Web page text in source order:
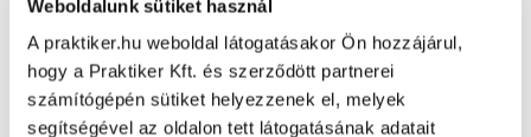
Weboldalunk sütiket használ
A praktiker.hu weboldal látogatásakor Ön hozzájárul,
hogy a Praktiker Kft. és szerződött partnerei
számítógépén sütiket helyezzenek el, melyek
segítségével az oldalon tett látogatásának adatait
Oldal újratöltése